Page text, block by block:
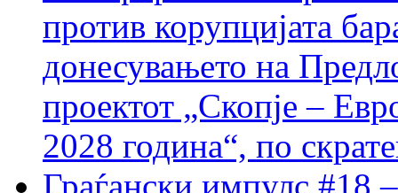
против корупцијата
донесувањето на
проектот „Скопје –
2028 година“, по
Граѓански импулс #18